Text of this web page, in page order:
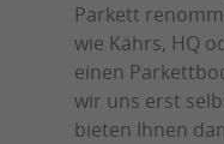
Parkett
wie Kährs, HQ
einen
wir uns erst
bieten Ihnen